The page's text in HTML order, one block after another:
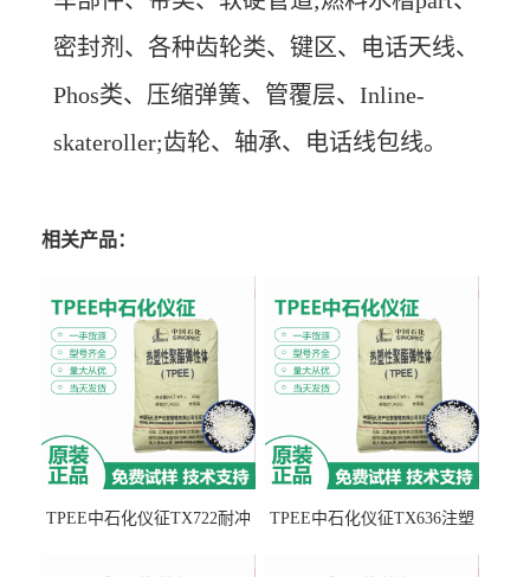
密封剂、各种齿轮类、键区、电话天线、
Phos类、压缩弹簧、管覆层、Inline-
skateroller;齿轮、轴承、电话线包线。
相关产品：
TPEE中石化仪征TX722耐冲
TPEE中石化仪征TX636注塑